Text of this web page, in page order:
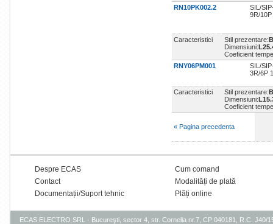
RN10PK002.2
SIL/
9R/10P
Caracteristici Stil prezentare:
Dimensiuni:
Coeficient
RNY06PM001
SIL/
3R/6P
Caracteristici Stil prezentare:
Dimensiuni:
Coeficient
« Pagina precedenta
Despre ECAS
Contact
Documentații/Suport tehnic
Cum comand
Modalități de plată
Plăți online
ECAS ELECTRO SRL - Bucureşti, sector 4, str. Cornelia nr.7, CP 040181, R.C. J40/